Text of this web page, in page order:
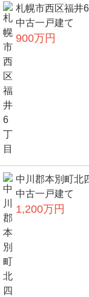
札幌市西区福井6
中古一戸建て
900万円
中川郡本別町北
中古一戸建て
1,200万円